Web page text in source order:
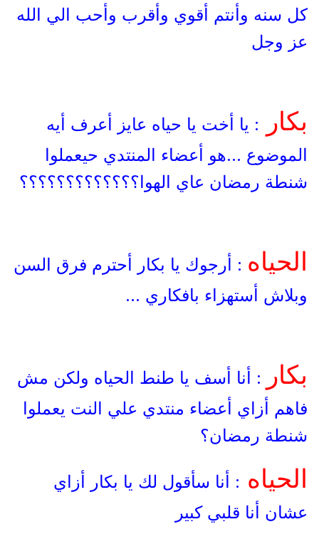
كل سنه وأنتم أقوي وأقرب وأحب الي الله
عز وجل
بكار
: يا أخت يا حياه عايز أعرف أيه
الموضوع ...هو أعضاء المنتدي حيعملوا
شنطة رمضان عاي الهوا؟؟؟؟؟؟؟؟؟؟؟؟؟
الحياه: أرجوك يا بكار أحترم فرق السن
وبلاش أستهزاء بافكاري ...
بكار : أنا أسف يا طنط الحياه ولكنمش
فاهم أزاي أعضاء منتدي علي النت يعملوا
شنطة رمضان؟
الحياه : أنا سأقول لك يا بكار أزاي
عشان أنا قلبي كبير